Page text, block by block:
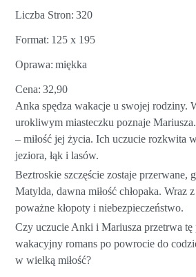
Liczba Stron 320
Format 125 x 195
Oprawa miękka
Cena 32,90
Anka spędza wakacje u swojej rodziny.
urokliwym miasteczku poznaje
– miłość jej życia. Ich uczucie rozkwita
jeziora, łąk i lasów.
Beztroskie szczęście zostaje przerwane,
Matylda, dawna miłość chłopaka. Wraz
poważne kłopoty i niebezpieczeństwo.
Czy uczucie Anki i Mariusza przetrwa tę
wakacyjny romans po powrocie do
w wielką miłość?